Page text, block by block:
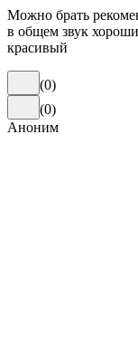
Можно брать
в общем звук
красивый
(0)
(0)
Аноним